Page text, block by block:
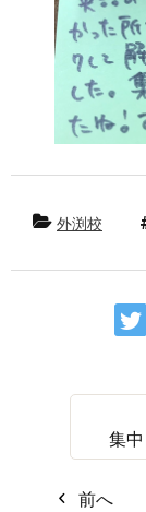
外渕校
集
前へ